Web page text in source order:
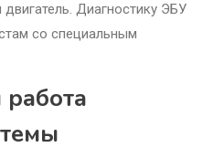
Диагностику ЭБУ
со специальным